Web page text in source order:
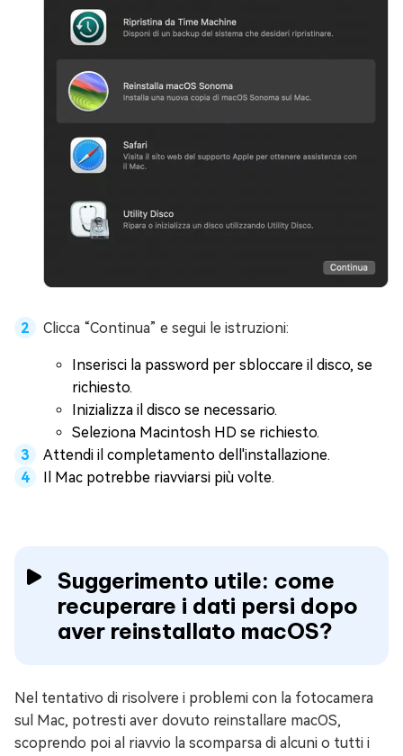
Clicca “Continua” e segui le istruzioni:
Inserisci la password per sbloccare il disco, se
richiesto.
Inizializza il disco se necessario.
Seleziona Macintosh HD se richiesto.
Attendi il completamento dell'installazione.
Il Mac potrebbe riavviarsi più volte.
Suggerimento utile: come
recuperare i dati persi dopo
aver reinstallato macOS?
Nel tentativo di risolvere i problemi con la fotocamera
sul Mac, potresti aver dovuto reinstallare macOS,
scoprendo poi al riavvio la scomparsa di alcuni o tutti i